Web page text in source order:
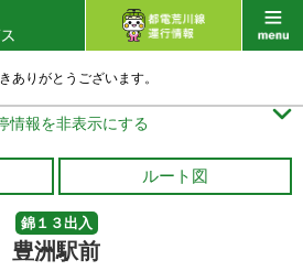
ありがとうございます。
情報を非表示にする 
ルート図
錦１３出入
豊洲駅前